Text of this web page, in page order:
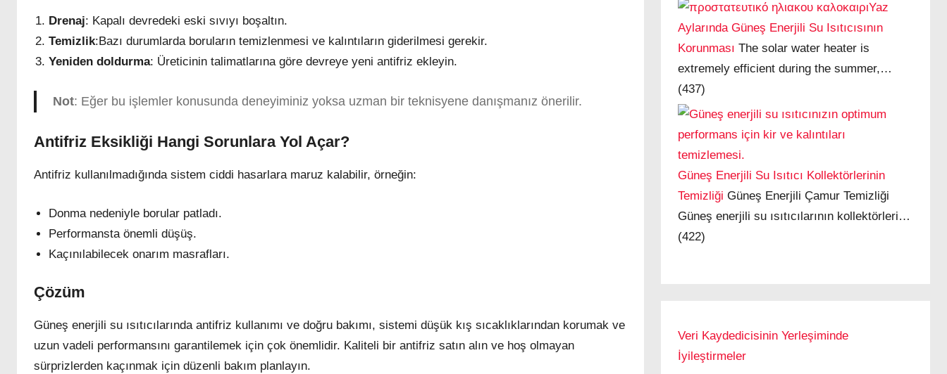
Drenaj: Kapalı devredeki eski sıvıyı boşaltın.
Temizlik:Bazı durumlarda boruların temizlenmesi ve kalıntıların giderilmesi gerekir.
Yeniden doldurma: Üreticinin talimatlarına göre devreye yeni antifriz ekleyin.
Not: Eğer bu işlemler konusunda deneyiminiz yoksa uzman bir teknisyene danışmanız önerilir.
Antifriz Eksikliği Hangi Sorunlara Yol Açar?
Antifriz kullanılmadığında sistem ciddi hasarlara maruz kalabilir, örneğin:
Donma nedeniyle borular patladı.
Performansta önemli düşüş.
Kaçınılabilecek onarım masrafları.
Çözüm
Güneş enerjili su ısıtıcılarında antifriz kullanımı ve doğru bakımı, sistemi düşük kış sıcaklıklarından korumak ve
uzun vadeli performansını garantilemek için çok önemlidir. Kaliteli bir antifriz satın alın ve hoş olmayan
sürprizlerden kaçınmak için düzenli bakım planlayın.
Yaz
Aylarında Güneş Enerjili Su Isıtıcısının
Korunması The solar water heater is
extremely efficient during the summer,…
(437)
Güneş Enerjili Su Isıtıcı Kollektörlerinin
Temizliği Güneş Enerjili Çamur Temizliği
Güneş enerjili su ısıtıcılarının kollektörleri…
(422)
Veri Kaydedicisinin Yerleşiminde
İyileştirmeler